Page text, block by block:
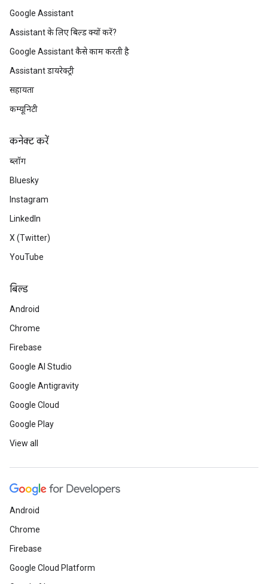
Google Assistant
Assistant के लिए बिल्ड क्यों करें?
Google Assistant कैसे काम करती है
Assistant डायरेक्ट्री
सहायता
कम्यूनिटी
कनेक्ट करें
ब्लॉग
Bluesky
Instagram
LinkedIn
X (Twitter)
YouTube
बिल्ड
Android
Chrome
Firebase
Google AI Studio
Google Antigravity
Google Cloud
Google Play
View all
Android
Chrome
Firebase
Google Cloud Platform